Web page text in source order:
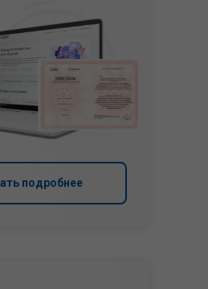
подробнее